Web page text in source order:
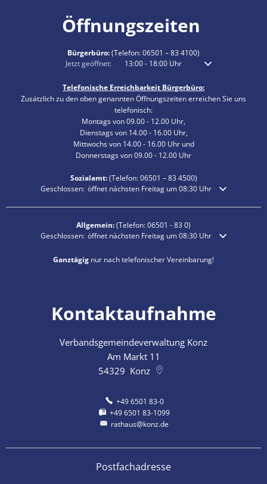
Öffnungszeiten
Bürgerbüro:(Telefon:06501 – 83 4100)
Klicken, um weitere Öffnungs- oder Schließzeiten auszublenden
Jetzt geöffnet: 13:00- 18:00Uhr Von 13:00 bis 18:00
Telefonische Erreichbarkeit Bürgerbüro:
Zusätzlich zu den oben genannten Öffnungszeiten erreichen Sie uns
telefonisch:
Montags von 09.00 - 12.00 Uhr,
Dienstags von 14.00 - 16.00 Uhr,
Mittwochs von 14.00 - 16.00 Uhr und
Donnerstags von 09.00 - 12.00 Uhr
Sozialamt:(Telefon:06501 – 834500)
Klicken, um weitere Öffnungs- oder Schließzeiten auszublenden
Geschlossen: öffnet nächsten Freitag um 08:30 Uhr
Allgemein:(Telefon:06501 - 83 0)
Klicken, um weitere Öffnungs- oder Schließzeiten auszublenden
Geschlossen: öffnet nächsten Freitag um 08:30 Uhr
Ganztägig nur nach telefonischer Vereinbarung!
Kontaktaufnahme
Verbandsgemeindeverwaltung Konz
Am Markt 11
54329 Konz
+49 6501 83-0
+49 6501 83-1099
rathaus@konz.de
Postfachadresse